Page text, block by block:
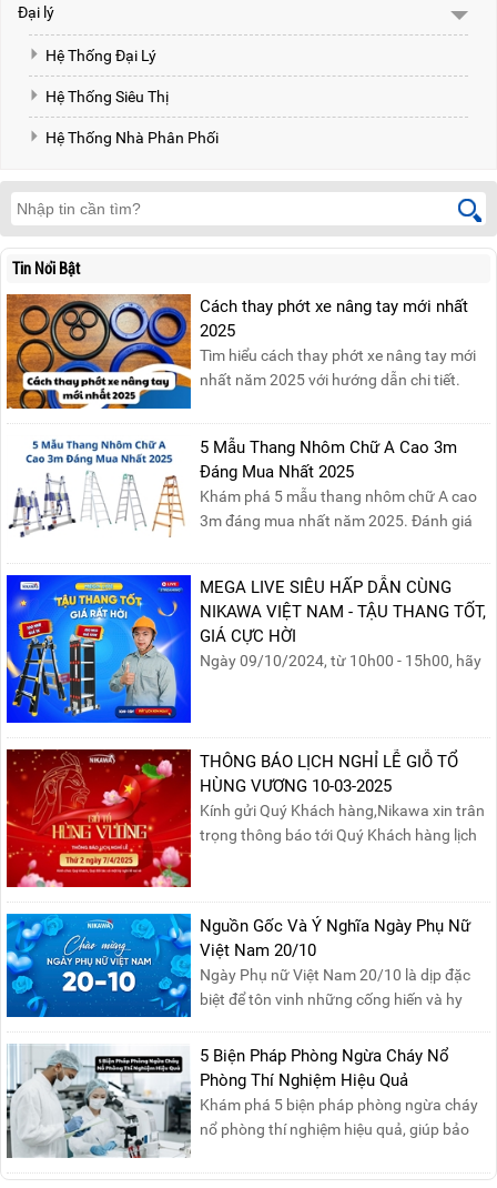
Đại lý
Hệ Thống Đại Lý
Hệ Thống Siêu Thị
Hệ Thống Nhà Phân Phối
Tin Nổi Bật
Cách thay phớt xe nâng tay mới nhất
2025
Tìm hiểu cách thay phớt xe nâng tay mới
nhất năm 2025 với hướng dẫn chi tiết.
phớt đúng cách, giúp xe nâng hoạt động
hiệu quả và bền lâu!
5 Mẫu Thang Nhôm Chữ A Cao 3m
Đáng Mua Nhất 2025
Khám phá 5 mẫu thang nhôm chữ A cao
3m đáng mua nhất năm 2025. Đánh giá
sản phẩm phù hợp!
MEGA LIVE SIÊU HẤP DẪN CÙNG
NIKAWA VIỆT NAM - TẬU THANG TỐT,
GIÁ CỰC HỜI
Ngày 09/10/2024, từ 10h00 - 15h00, hãy
phần quà siêu hấp dẫn và mua sắm
những sản phẩm thang chính hãng với
mức giá không thể tốt hơn!Tham gia
Mega Live, bạn sẽ nhận được gì?...
THÔNG BÁO LỊCH NGHỈ LỄ GIỖ TỔ
HÙNG VƯƠNG 10-03-2025
Kính gửi Quý Khách hàng,Nikawa xin trân
trọng thông báo tới Quý Khách hàng lịch
07/04/2025, nhằm ngày Giỗ Tổ Hùng
Vương – dịp để tưởng nhớ công ơn dựng
nước của các Vua Hùng....
Nguồn Gốc Và Ý Nghĩa Ngày Phụ Nữ
Việt Nam 20/10
Ngày Phụ nữ Việt Nam 20/10 là dịp đặc
biệt để tôn vinh những cống hiến và hy
Khởi nguồn từ sự ra đời của Hội Phụ nữ
phản đế Việt Nam vào năm 1930, ngày
này không chỉ ghi nhận vai trò quan trọng
của phụ nữ ...
5 Biện Pháp Phòng Ngừa Cháy Nổ
Phòng Thí Nghiệm Hiệu Quả
Khám phá 5 biện pháp phòng ngừa cháy
nổ phòng thí nghiệm hiệu quả, giúp bảo
sản, giảm thiểu nguy cơ cháy nổ phòng thí